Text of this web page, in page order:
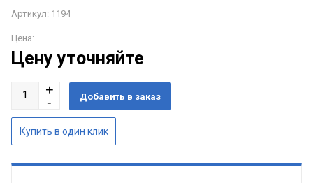
Артикул: 1194
Цена:
Цену уточняйте